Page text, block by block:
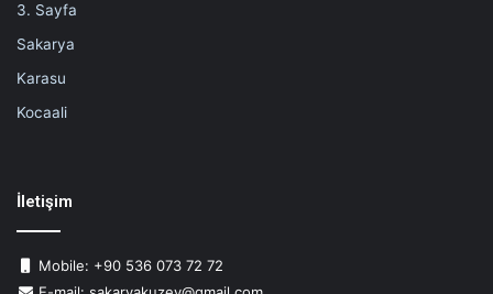
3. Sayfa
Sakarya
Karasu
Kocaali
İletişim
Mobile: +90 536 073 72 72